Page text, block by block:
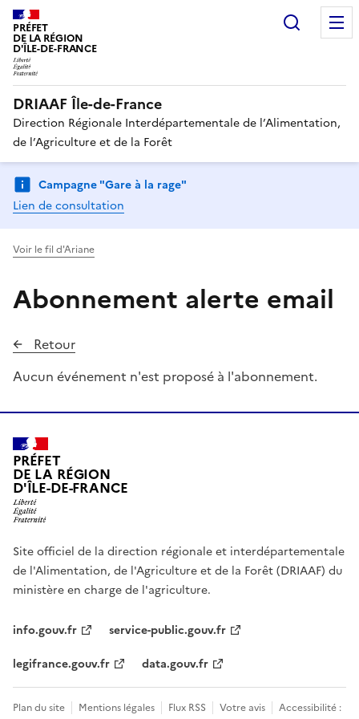
PRÉFET
DE LA RÉGION
D'ÎLE-DE-FRANCE
DRIAAF Île-de-France
Direction Régionale Interdépartementale de l’Alimentation,
de l’Agriculture et de la Forêt
Campagne "Gare à la rage"
Lien de consultation
Voir le fil d'Ariane
Abonnement alerte email
Retour
Aucun événement n'est proposé à l'abonnement.
PRÉFET
DE LA RÉGION
D'ÎLE-DE-FRANCE
Site officiel de la direction régionale et interdépartementale
de l'Alimentation, de l'Agriculture et de la Forêt (DRIAAF) du
ministère en charge de l'agriculture.
info.gouv.fr
service-public.gouv.fr
legifrance.gouv.fr
data.gouv.fr
Plan du site Mentions légales Flux RSS Votre avis Accessibilité :